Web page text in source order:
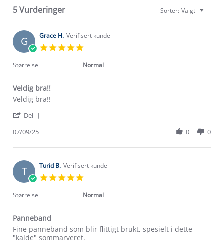
5 Vurderinger Sorter: Valgt
G Grace H. Verifisert kunde
rating
Størrelse Normal
Veldig bra!!
Review
Grace
on
Sep
review
Veldig
Veldig bra!!
Del
Grace
on
7
Sep
07/09/25 0 0
T Turid B. Verifisert kunde
rating
Størrelse Normal
Panneband
Review
by
review
stating
Fine panneband som blir flittigt brukt, spesielt i dette
"kalde" sommarveret.